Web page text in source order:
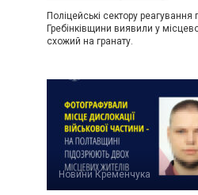
Поліцейські сектору реагування
Гребінківщини виявили у
схожий на гранату.
Новини Кременчука